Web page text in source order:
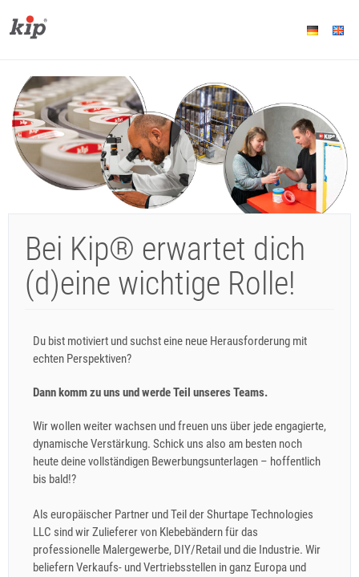
Bei Kip® erwartet dich
(d)eine wichtige Rolle!
Du bist motiviert und suchst eine neue Herausforderung mit
echten Perspektiven?
Dann komm zu uns und werde Teil unseres Teams.
Wir wollen weiter wachsen und freuen uns über jede engagierte,
dynamische Verstärkung. Schick uns also am besten noch
heute deine vollständigen Bewerbungsunterlagen – hoffentlich
bis bald!?
Als europäischer Partner und Teil der Shurtape Technologies
LLC sind wir Zulieferer von Klebebändern für das
professionelle Malergewerbe, DIY/Retail und die Industrie. Wir
beliefern Verkaufs- und Vertriebsstellen in ganz Europa und